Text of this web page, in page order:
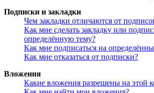
Подписки и закладки
Чем закладки отличаются от
Как мне сделать закладку или
определённую тему?
Как мне подписаться на
Как мне отказаться от подписки?
Вложения
Какие вложения разрешены на этой